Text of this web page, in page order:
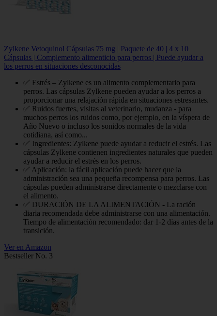
Zylkene Vetoquinol Cápsulas 75 mg | Paquete de 40 | 4 x 10
Cápsulas | Complemento alimenticio para perros | Puede ayudar a
los perros en situaciones desconocidas
✅ Estrés – Zylkene es un alimento complementario para
perros. Las cápsulas Zylkene pueden ayudar a los perros a
proporcionar una relajación rápida en situaciones estresantes.
✅ Ruidos fuertes, visitas al veterinario, mudanza - para
muchos perros los ruidos como, por ejemplo, en la víspera de
Año Nuevo o incluso los sonidos normales de la vida
cotidiana, así como...
✅ Ingredientes: Zylkene puede ayudar a reducir el estrés. Las
cápsulas Zylkene contienen ingredientes naturales que pueden
ayudar a reducir el estrés en los perros.
✅ Aplicación: la fácil aplicación puede hacer que la
administración sea una pequeña recompensa para perros. Las
cápsulas pueden administrarse directamente o mezclarse con
el alimento.
✅ DURACIÓN DE LA ALIMENTACIÓN - La ración
diaria recomendada debe administrarse con una alimentación.
Tiempo de alimentación recomendado: dar 1-2 días antes de la
transición.
Ver en Amazon
Bestseller No. 3